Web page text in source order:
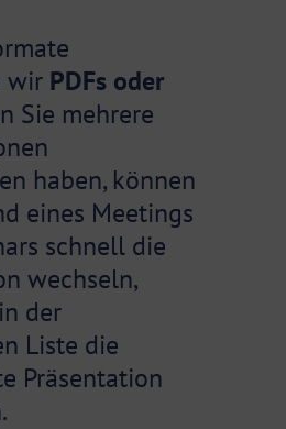
wir PDFs oder
Sie mehrere
haben, können
eines Meetings
schnell die
wechseln,
der
Liste die
Präsentation